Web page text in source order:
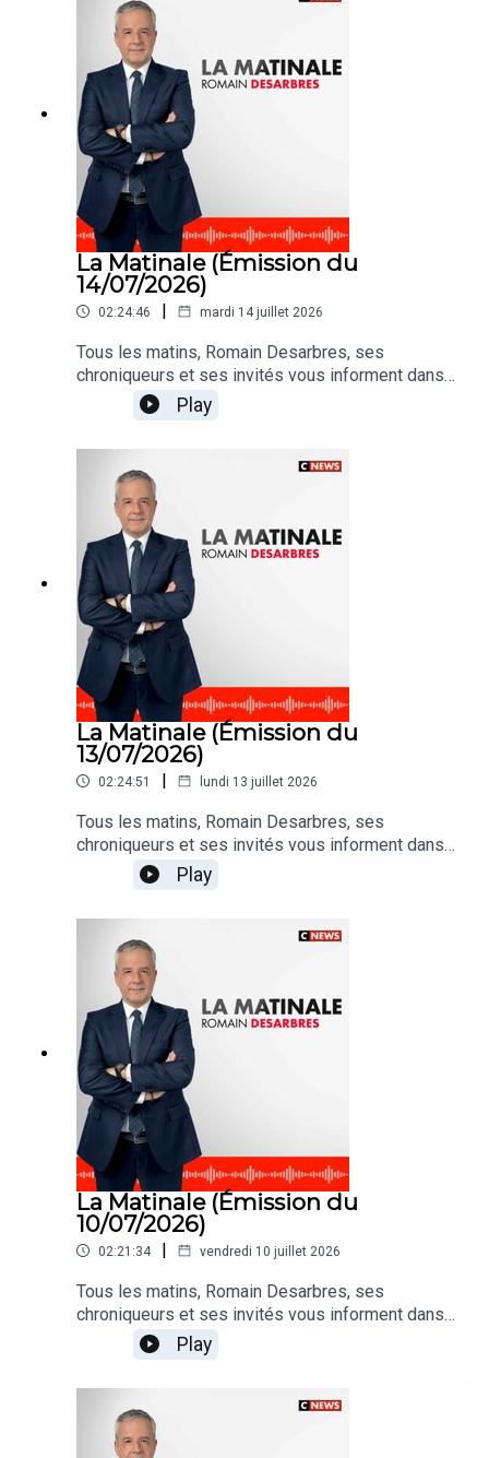
La Matinale (Émission du
14/07/2026)
02:24:46 | mardi 14 juillet 2026
Tous les matins, Romain Desarbres, ses
chroniqueurs et ses invités vous informent dans
#LaMatinale
Play
La Matinale (Émission du
13/07/2026)
02:24:51 | lundi 13 juillet 2026
Tous les matins, Romain Desarbres, ses
chroniqueurs et ses invités vous informent dans
#LaMatinale
Play
La Matinale (Émission du
10/07/2026)
02:21:34 | vendredi 10 juillet 2026
Tous les matins, Romain Desarbres, ses
chroniqueurs et ses invités vous informent dans
#LaMatinale
Play